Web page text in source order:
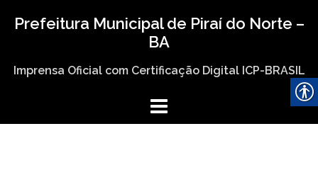
Prefeitura Municipal de Piraí do Norte –
BA
Imprensa Oficial com Certificação Digital ICP-BRASIL